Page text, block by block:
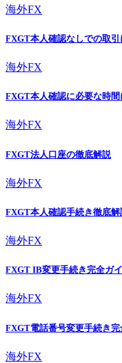
海外FX
FXGT本人確認なしでの取引
海外FX
FXGT本人確認に必要な時間
海外FX
FXGT法人口座の徹底解説
海外FX
FXGT本人確認手続き徹底解
海外FX
FXGT IB変更手続き完全ガ
海外FX
FXGT電話番号変更手続き完
海外FX